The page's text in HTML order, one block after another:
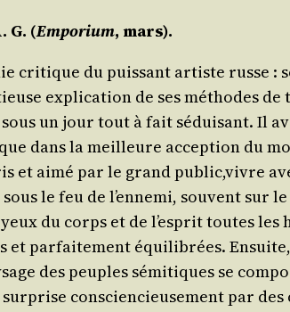
G. (Empo­rium, mars).
cri­tique du puis­sant artiste
expli­ca­tion de ses méthodes
un jour tout à fait sédui­sant. Il
dans la meilleure accep­tion du
et aimé par le grand public,vivre
le feu de l’en­ne­mi, sou­vent
du corps et de l’es­prit toutes
et par­fai­te­ment équi­li­brées.
des peuples sémi­tiques se
conscien­cieu­se­ment par